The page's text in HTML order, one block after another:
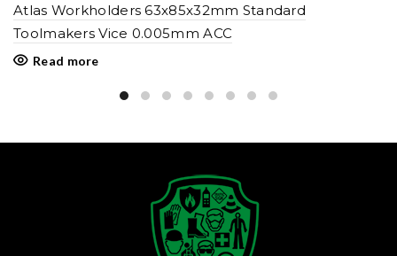
Atlas Workholders 63x85x32mm Standard
Toolmakers Vice 0.005mm ACC
Read more